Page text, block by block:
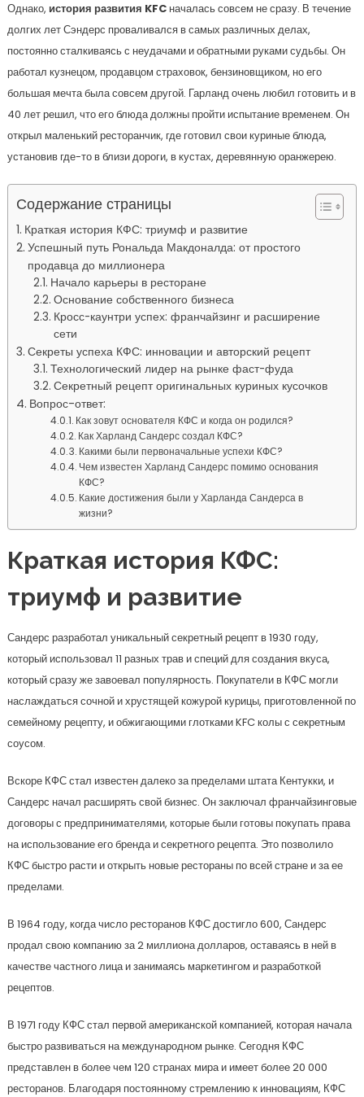
Однако, история развития KFCначалась совсем не сразу. В течение
долгих лет Сэндерс проваливался в самых различных делах,
постоянно сталкиваясь с неудачами и обратными руками судьбы. Он
работал кузнецом, продавцом страховок, бензиновщиком, но его
большая мечта была совсем другой. Гарланд очень любил готовить и в
40 лет решил, что его блюда должны пройти испытание временем. Он
открыл маленький ресторанчик, где готовил свои куриные блюда,
установив где-то в близи дороги, в кустах, деревянную оранжерею.
Содержание страницы
Краткая история КФС: триумф и развитие
Успешный путь Рональда Макдоналда: от простого
продавца до миллионера
Начало карьеры в ресторане
Основание собственного бизнеса
Кросс-каунтри успех: франчайзинг и расширение
сети
Секреты успеха КФС: инновации и авторский рецепт
Технологический лидер на рынке фаст-фуда
Секретный рецепт оригинальных куриных кусочков
Вопрос-ответ:
Как зовут основателя КФС и когда он родился?
Как Харланд Сандерс создал КФС?
Какими были первоначальные успехи КФС?
Чем известен Харланд Сандерс помимо основания
КФС?
Какие достижения были у Харланда Сандерса в
жизни?
Краткая история КФС:
триумф и развитие
Сандерс разработал уникальный секретный рецепт в 1930 году,
который использовал 11 разных трав и специй для создания вкуса,
который сразу же завоевал популярность. Покупатели в КФС могли
наслаждаться сочной и хрустящей кожурой курицы, приготовленной по
семейному рецепту, и обжигающими глотками KFC колы с секретным
соусом.
Вскоре КФС стал известен далеко за пределами штата Кентукки, и
Сандерс начал расширять свой бизнес. Он заключал франчайзинговые
договоры с предпринимателями, которые были готовы покупать права
на использование его бренда и секретного рецепта. Это позволило
КФС быстро расти и открыть новые рестораны по всей стране и за ее
пределами.
В 1964 году, когда число ресторанов КФС достигло 600, Сандерс
продал свою компанию за 2 миллиона долларов, оставаясь в ней в
качестве частного лица и занимаясь маркетингом и разработкой
рецептов.
В 1971 году КФС стал первой американской компанией, которая начала
быстро развиваться на международном рынке. Сегодня КФС
представлен в более чем 120 странах мира и имеет более 20 000
ресторанов. Благодаря постоянному стремлению к инновациям, КФС